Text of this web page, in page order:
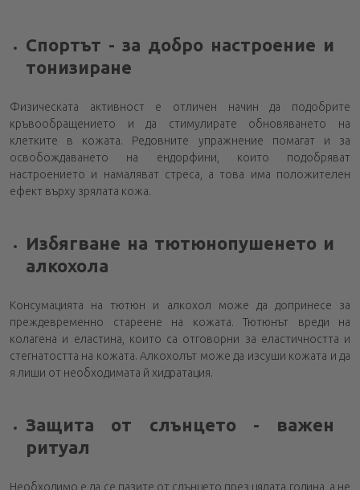
Спортът - за добро настроение и
тонизиране
Физическата активност е отличен начин да подобрите
кръвообращението и да стимулирате обновяването на
клетките в кожата. Редовните упражнение помагат и за
освобождаването на ендорфини, които подобряват
настроението и намаляват стреса, а това има положителен
ефект върху зрялата кожа.
Избягване на тютюнопушенeто и
алкохола
Консумацията на тютюн и алкохол може да допринесе за
преждевременно стареене на кожата. Тютюнът вреди на
колагена и еластина, които са отговорни за еластичността и
стегнатостта на кожата. Алкохолът може да изсуши кожата и да
я лиши от необходимата й хидратация.
Защита от слънцето - важен
ритуал
Необходимо е да се пазите от слънцето през цялата година, а не